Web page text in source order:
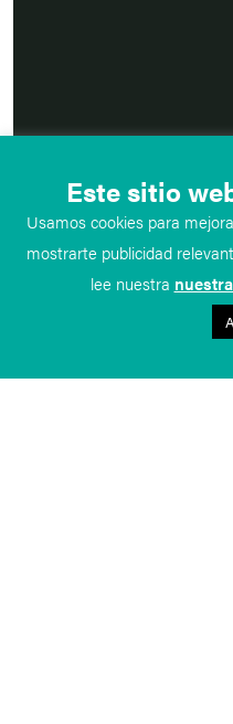
Este sitio
Usamos cookies para
mostrarte publicidad
lee nuestra